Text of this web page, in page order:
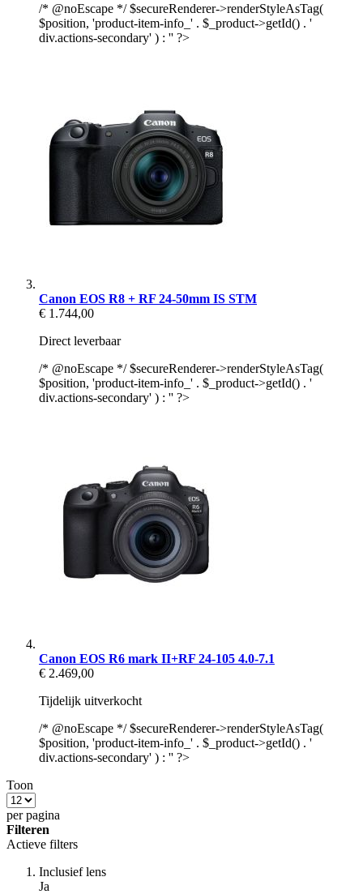
/* @noEscape */ $secureRenderer->renderStyleAsTag(
$position, 'product-item-info_' . $_product->getId() . '
div.actions-secondary' ) : '' ?>
Canon EOS R8 + RF 24-50mm IS STM
€ 1.744,00
Direct leverbaar
/* @noEscape */ $secureRenderer->renderStyleAsTag(
$position, 'product-item-info_' . $_product->getId() . '
div.actions-secondary' ) : '' ?>
Canon EOS R6 mark II+RF 24-105 4.0-7.1
€ 2.469,00
Tijdelijk uitverkocht
/* @noEscape */ $secureRenderer->renderStyleAsTag(
$position, 'product-item-info_' . $_product->getId() . '
div.actions-secondary' ) : '' ?>
Toon
per pagina
Filteren
Actieve filters
Inclusief lens
Ja